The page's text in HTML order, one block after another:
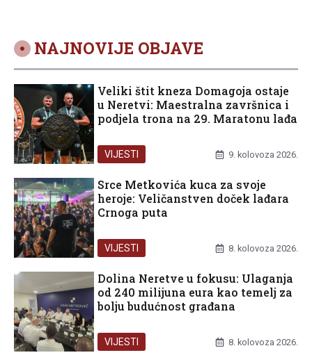
NAJNOVIJE OBJAVE
Veliki štit kneza Domagoja ostaje
u Neretvi: Maestralna završnica i
podjela trona na 29. Maratonu lađa
VIJESTI 9. kolovoza 2026.
Srce Metkovića kuca za svoje
heroje: Veličanstven doček lađara
Crnoga puta
VIJESTI 8. kolovoza 2026.
Dolina Neretve u fokusu: Ulaganja
od 240 milijuna eura kao temelj za
bolju budućnost građana
VIJESTI 8. kolovoza 2026.